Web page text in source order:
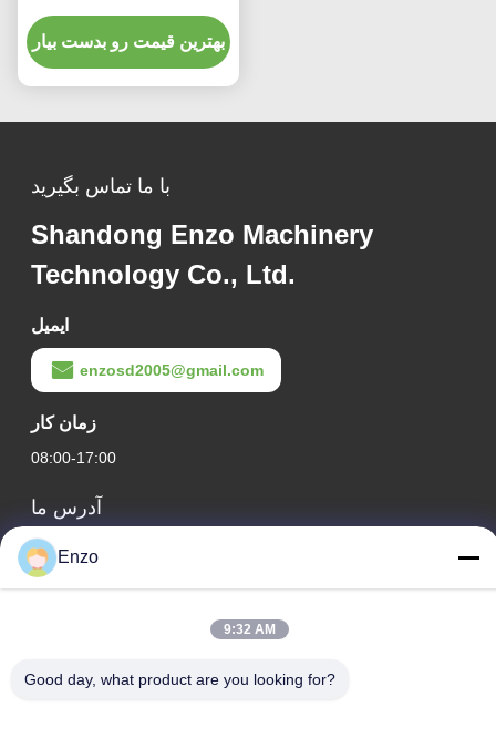
دقیق صنعت تولید خودرو
بهترین قیمت رو بدست بیار
با ما تماس بگیرید
Shandong Enzo Machinery
Technology Co., Ltd.
ایمیل
enzosd2005@gmail.com
زمان کار
08:00-17:00
آدرس ما
آدرس شرکت
شماره 599، جاده ژانگبی، شهرستان هوانتای، شهر زیبو، استان شان
شماره ۵۵۳، جاده ژانگبی، شهرستان هوانتای، شهر زیبو، استان
Enzo
9:32 AM
Good day, what product are you looking for?